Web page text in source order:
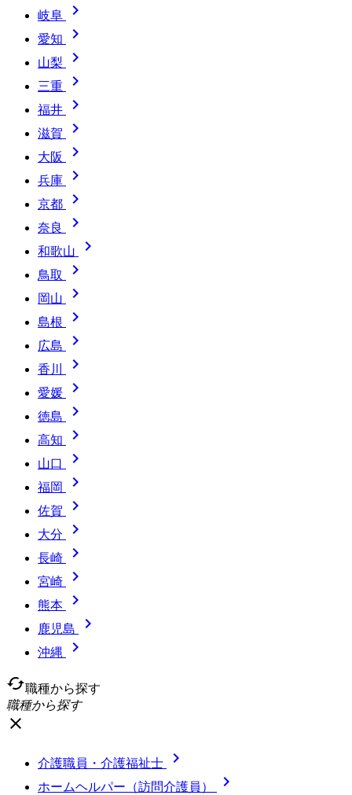
岐阜 
愛知 
山梨 
三重 
福井 
滋賀 
大阪 
兵庫 
京都 
奈良 
和歌山 
鳥取 
岡山 
島根 
広島 
香川 
愛媛 
徳島 
高知 
山口 
福岡 
佐賀 
大分 
長崎 
宮崎 
熊本 
鹿児島 
沖縄

cached職種から探す
職種から探す
close
介護職員・介護福祉士 
ホームヘルパー（訪問介護員） 